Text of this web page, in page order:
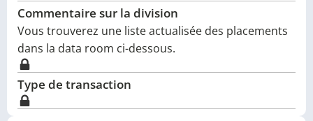
Commentaire sur la division
Vous trouverez une liste actualisée des placements
dans la data room ci-dessous.
Type de transaction